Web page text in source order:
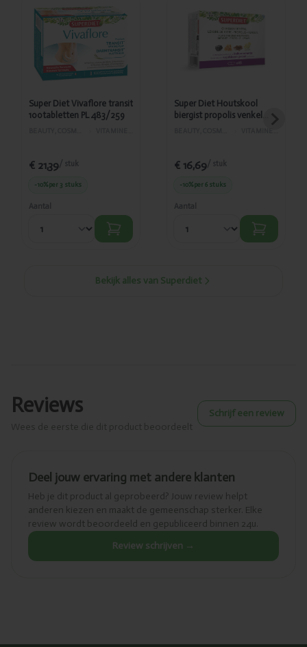
Toegevoegd
Super Diet
Vivaflore
transit
100tabletten
PL 483/259
Super Diet Vivaflore transit
100tabletten PL 483/259
€ 21,39/ stuk
-10%per 3 stuks
Aantal
Super Diet
Houtskool
biergist
propolis
45caps
Super Diet Houtskool
biergist propolis venkel
€ 16,69/ stuk
-10%per 6 stuks
Aantal
Bekijk alles van Superdiet
Reviews Schrijf een review
Deel jouw ervaring met andere klanten
Heb je dit product al geprobeerd? Jouw review helpt
anderen kiezen en maakt de gemeenschap sterker. Elke
review wordt beoordeeld en gepubliceerd binnen 24u.
Review schrijven →